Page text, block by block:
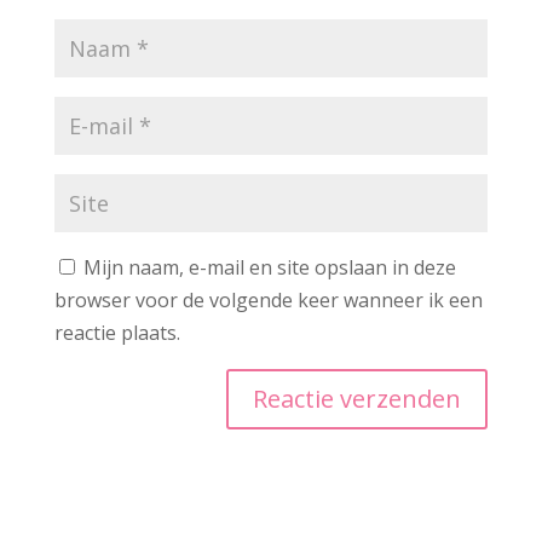
Mijn naam, e-mail en site opslaan in deze
browser voor de volgende keer wanneer ik een
reactie plaats.